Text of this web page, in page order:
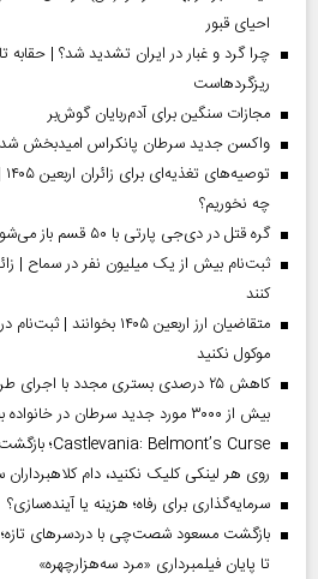
احیای قبور
چرا گرد و غبار در ایران تشدید شد؟ | حقابه
ریزگردهاست
مجازات سنگین برای آدم‌ربایان گوش‌بر
واکسن جدید سرطان پانکراس امیدبخش شد
چه نخوریم؟
گره قتل در دی‌جی پارتی با ۵۰ قسم باز می‌شود
ثبت‌نام بیش از یک میلیون نفر در سماح |
کنند
متقاضیان ارز اربعین ۱۴۰۵
موکول نکنید
کاهش ۲۵ درصدی بستری مجدد با
بیش از ۳۰۰۰ مورد جدید سرطان در خانواده بیماران
Castlevania: Belmont’s Curse؛ بازگشت باشکوه شکارچیان خون‌آشام
روی هر لینکی کلیک نکنید، دام
سرمایه‌گذاری برای رفاه؛ هزینه یا آینده‌سازی؟
بازگشت مسعود شصت‌چی با دردسر‌های تازه؛
تا پایان فیلمبرداری «مرد سه‌هزارچهره»